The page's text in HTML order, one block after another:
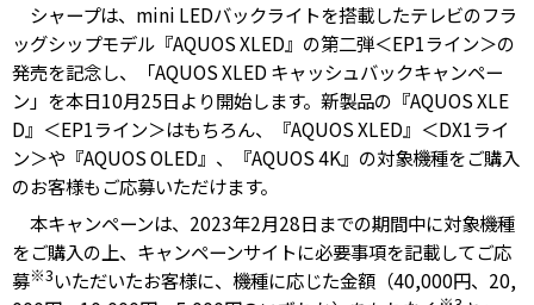
シャープは、mini LEDバックライトを搭載したテレビのフラ
ッグシップモデル『AQUOS XLED』の第二弾＜EP1ライン＞の
発売を記念し、「AQUOS XLED キャッシュバックキャンペー
ン」を本日10月25日より開始します。新製品の『AQUOS XLE
D』＜EP1ライン＞はもちろん、『AQUOS XLED』＜DX1ライ
ン＞や『AQUOS OLED』、『AQUOS 4K』の対象機種をご購入
のお客様もご応募いただけます。
本キャンペーンは、2023年2月28日までの期間中に対象機種
をご購入の上、キャンペーンサイトに必要事項を記載してご応
募※3いただいたお客様に、機種に応じた金額（40,000円、20,